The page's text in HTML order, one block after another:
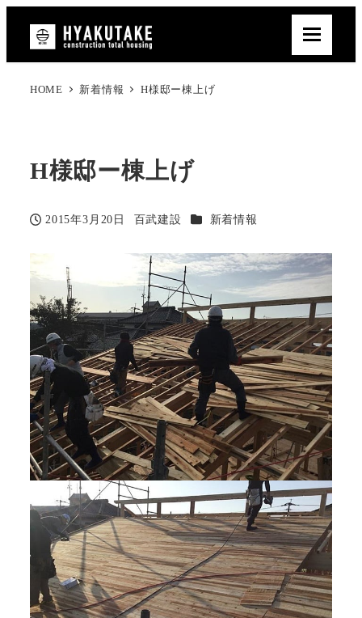
HOME 新着情報 H様邸ー棟上げ
H様邸ー棟上げ
投稿日
2015年3月20日
著
百武建設 カテゴリー
新着情報